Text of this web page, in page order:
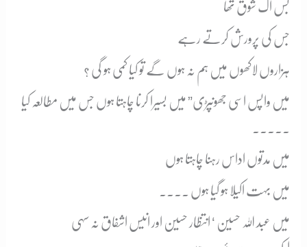
بس اک شوق تھا
جس کی پرورش کرتے رہے
ہزاروں لاکھوں میں ہم نہ ہوں گے تو کیا کمی ہو گی ؟
میں واپس اسی جھونپڑی” میں بسیرا کرنا چاہتا ہوں جس میں مطالعہ کیا
میں مدتوں اداس رہنا چاہتا ہوں
میں بہت اکیلا ہو گیا ہوں ۔۔۔۔
میں عبد اللہ حسین ‘ انتظار حسین اور انیس اشفاق نہ سہی